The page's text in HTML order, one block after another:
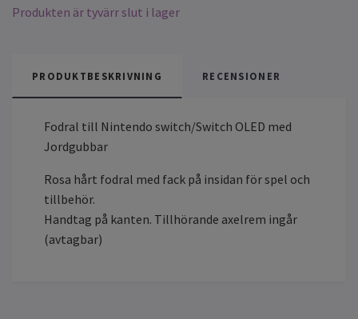
Produkten är tyvärr slut i lager
PRODUKTBESKRIVNING RECENSIONER
Fodral till Nintendo switch/Switch OLED med
Jordgubbar
Rosa hårt fodral med fack på insidan för spel och
tillbehör.
Handtag på kanten. Tillhörande axelrem ingår
(avtagbar)